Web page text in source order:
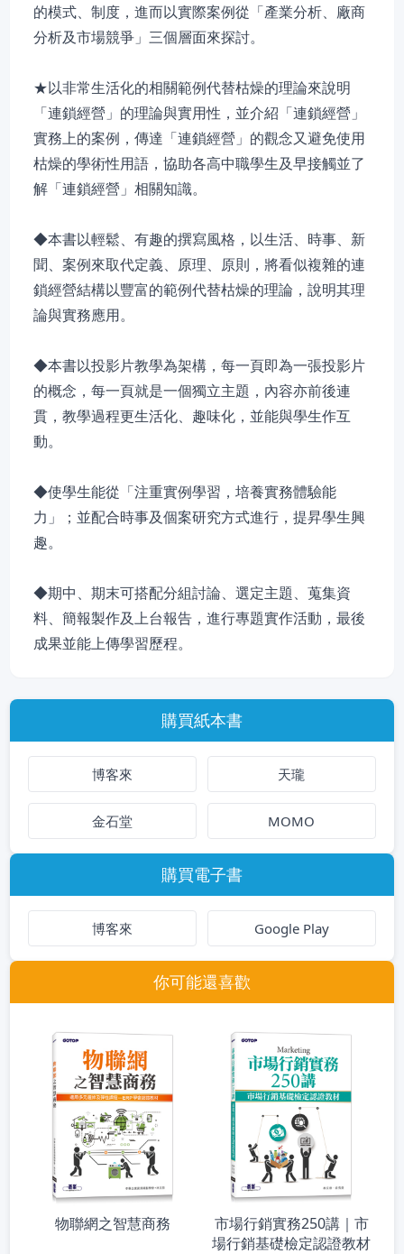
的模式、制度，進而以實際案例從「產業分析、廠商
分析及市場競爭」三個層面來探討。
★以非常生活化的相關範例代替枯燥的理論來說明
「連鎖經營」的理論與實用性，並介紹「連鎖經營」
實務上的案例，傳達「連鎖經營」的觀念又避免使用
枯燥的學術性用語，協助各高中職學生及早接觸並了
解「連鎖經營」相關知識。
◆本書以輕鬆、有趣的撰寫風格，以生活、時事、新
聞、案例來取代定義、原理、原則，將看似複雜的連
鎖經營結構以豐富的範例代替枯燥的理論，說明其理
論與實務應用。
◆本書以投影片教學為架構，每一頁即為一張投影片
的概念，每一頁就是一個獨立主題，內容亦前後連
貫，教學過程更生活化、趣味化，並能與學生作互
動。
◆使學生能從「注重實例學習，培養實務體驗能
力」；並配合時事及個案研究方式進行，提昇學生興
趣。
◆期中、期末可搭配分組討論、選定主題、蒐集資
料、簡報製作及上台報告，進行專題實作活動，最後
成果並能上傳學習歷程。
購買紙本書
博客來 天瓏
金石堂 MOMO
購買電子書
博客來 Google Play
你可能還喜歡
物聯網之智慧商務
市場行銷實務250講｜市
場行銷基礎檢定認證教材